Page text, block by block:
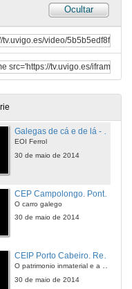
Ocultar
CEP SANTA MARI A 140519192752 Curtametraxe PNO audio OK.mp4
Santa Mariña en acción. Gravación dunha curtametraxe
CEIP Plurilíngüe Alexandre Bóveda. Pontevedra
Malvela e os maios
30 de maio de 2014
Galegas de cá e de lá - Gomez Noya
EOI Ferrol
30 de maio de 2014
O carro galego
30 de maio de 2014
CEIP Porto Cabeiro. Redondela
O patrimonio inmaterial e a historia
30 de maio de 2014